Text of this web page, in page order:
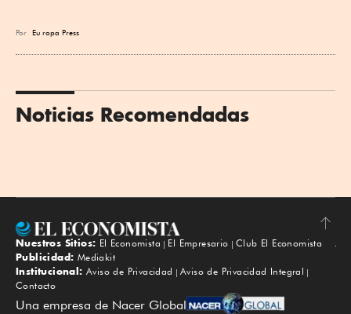
Por Eu ropa Press
Noticias Recomendadas
Subir
Nuestros Sitios: El Economista El Empresario
Club El Economista
Publicidad: Mediakit
Institucional: Aviso de Privacidad
Aviso de Privacidad Integral
Contacto
Una empresa de Nacer Global